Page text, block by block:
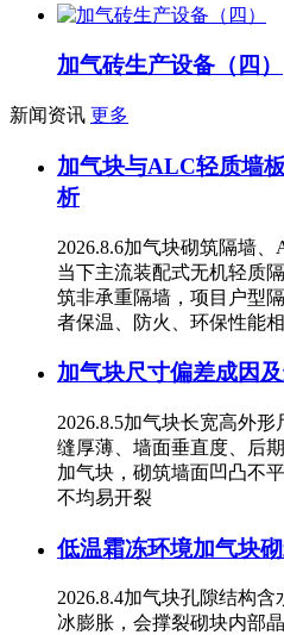
加气砖生产设备（四）
新闻资讯 更多
加气块与ALC轻质墙
析
2026.8.6加气块砌筑隔墙
当下主流装配式无机轻质
筑非承重隔墙，项目户型
者保温、防火、环保性能
加气块尺寸偏差成因
2026.8.5加气块长宽高外
缝厚薄、墙面垂直度、后
加气块，砌筑墙面凹凸不
不均易开裂
低温霜冻环境加气块
2026.8.4加气块孔隙结构
冰膨胀，会撑裂砌块内部